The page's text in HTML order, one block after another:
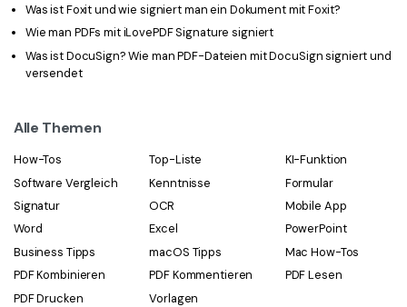
Was ist Foxit und wie signiert man ein Dokument mit Foxit?
Wie man PDFs mit iLovePDF Signature signiert
Was ist DocuSign? Wie man PDF-Dateien mit DocuSign signiert und
versendet
Alle Themen
How-Tos Top-Liste
KI-Funktion
Software Vergleich
Kenntnisse
Formular
Signatur
OCR
Mobile App
Word
Excel
PowerPoint
Business Tipps
macOS Tipps
Mac How-Tos
PDF Kombinieren
PDF Kommentieren
PDF Lesen
PDF Drucken
Vorlagen